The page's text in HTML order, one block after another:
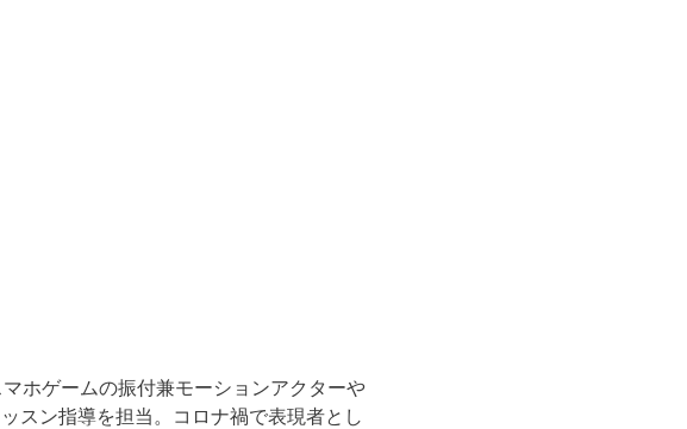
ホゲームの振付兼モーションアクターや
スン指導を担当。コロナ禍で表現者とし